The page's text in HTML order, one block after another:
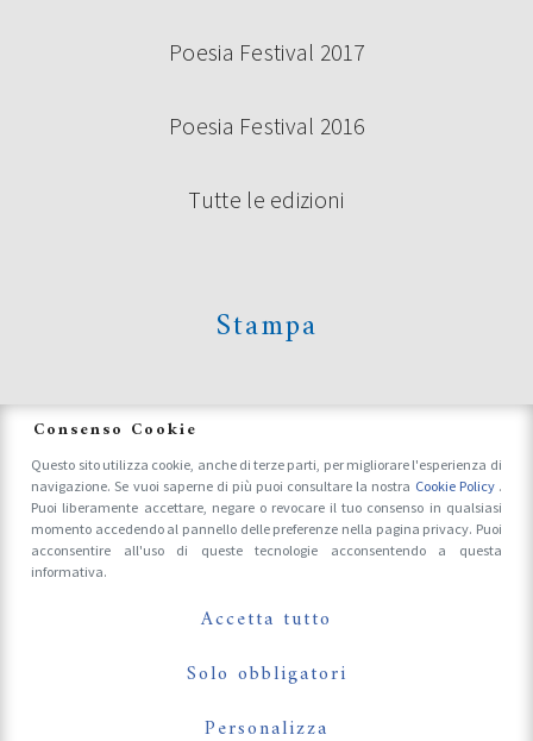
Poesia Festival 2017
Poesia Festival 2016
Tutte le edizioni
Stampa
Accrediti Stampa e Fotografi
Follow Us On
Consenso Cookie
Questo sito utilizza cookie, anche di terze parti, per migliorare l'esperienza di
navigazione. Se vuoi saperne di più puoi consultare la nostra Cookie Policy .
Puoi liberamente accettare, negare o revocare il tuo consenso in qualsiasi
momento accedendo al pannello delle preferenze nella pagina privacy. Puoi
acconsentire all'uso di queste tecnologie acconsentendo a questa
informativa.
Accetta tutto
Solo obbligatori
Personalizza